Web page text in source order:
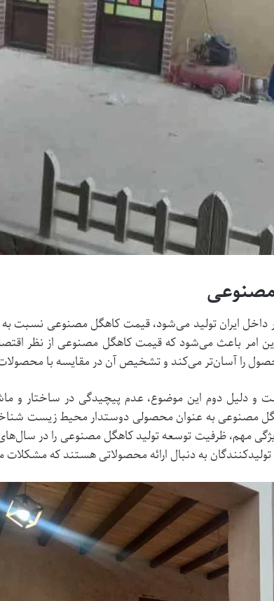
داخل ایران تولید می‌شود، قیمت کاهگل مصنوعی نسبت
امر باعث می‌شود که قیمت کاهگل مصنوعی از نظر
را آسان‌تر می‌کند و تشخیص آن در مقایسه با
و دلیل دوم این موضوع، عدم پیچیدگی در ساختار و
مصنوعی به عنوان محصولی دوستدار محیط زیست
مهم، ظرفیت توسعه تولید کاهگل مصنوعی را در
تولیدکنندگان به دنبال ارائه محصولاتی هستند که